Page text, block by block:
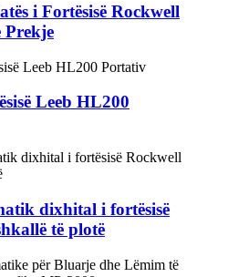
i Fortësisë Rockwell
Prekje
Leeb HL200
dixhital i fortësisë
të plotë